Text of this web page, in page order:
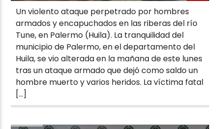
Un violento ataque perpetrado por hombres
armados y encapuchados en las riberas del río
Tune, en Palermo (Huila). La tranquilidad del
municipio de Palermo, en el departamento del
Huila, se vio alterada en la mañana de este lunes
tras un ataque armado que dejó como saldo un
hombre muerto y varios heridos. La víctima fatal
[…]